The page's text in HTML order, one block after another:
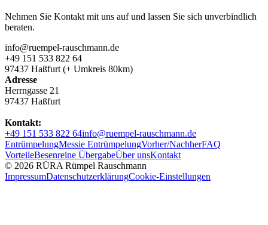
Nehmen Sie Kontakt mit uns auf und lassen Sie sich unverbindlich
beraten.
info@ruempel-rauschmann.de
+49 151 533 822 64
97437 Haßfurt (+ Umkreis 80km)
Adresse
Herrngasse 21
97437 Haßfurt
Kontakt:
+49 151 533 822 64info@ruempel-rauschmann.de
EntrümpelungMessie EntrümpelungVorher/NachherFAQ
VorteileBesenreine ÜbergabeÜber unsKontakt
© 2026 RÜRA Rümpel Rauschmann
ImpressumDatenschutzerklärungCookie-Einstellungen